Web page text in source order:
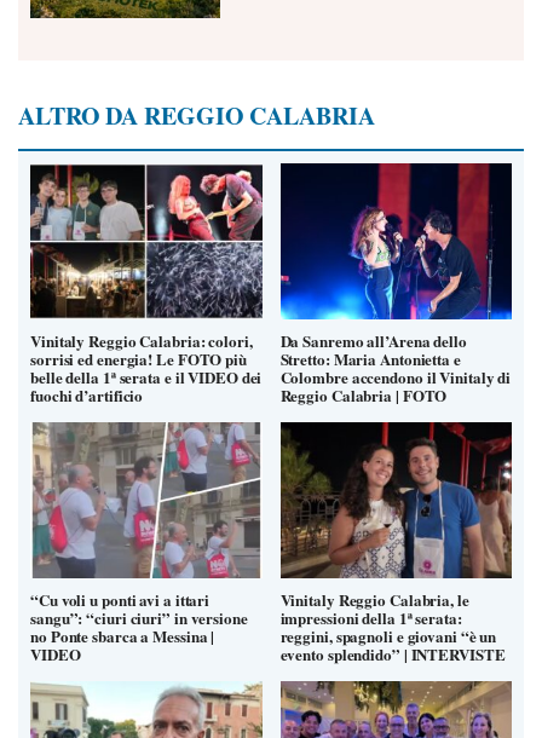
ALTRO DA REGGIO CALABRIA
Vinitaly Reggio Calabria: colori,
sorrisi ed energia! Le FOTO più
belle della 1ª serata e il VIDEO dei
fuochi d’artificio
Da Sanremo all’Arena dello
Stretto: Maria Antonietta e
Colombre accendono il Vinitaly di
Reggio Calabria | FOTO
“Cu voli u ponti avi a ittari
sangu”: “ciuri ciuri” in versione
no Ponte sbarca a Messina |
VIDEO
Vinitaly Reggio Calabria, le
impressioni della 1ª serata:
reggini, spagnoli e giovani “è un
evento splendido” | INTERVISTE